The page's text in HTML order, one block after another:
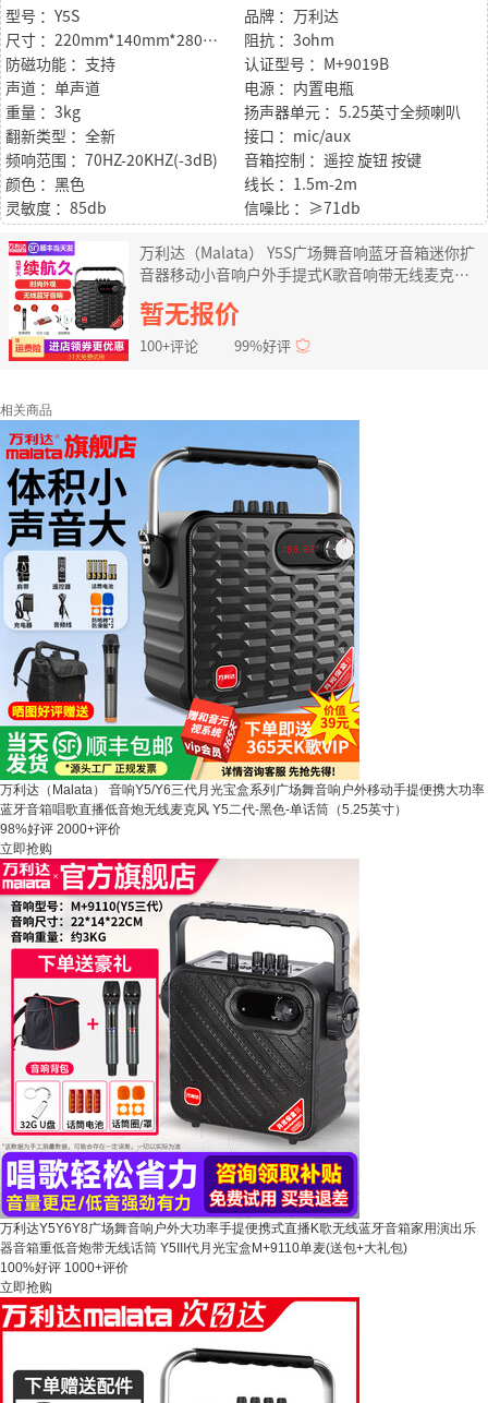
型号 ：Y5S
品牌 ：万利达
尺寸 ：220mm*140mm*280mm
阻抗 ：3ohm
防磁功能 ：支持
认证型号 ：M+9019B
声道 ：单声道
电源 ：内置电瓶
重量 ：3kg
扬声器单元 ：5.25英寸全频喇叭
翻新类型 ：全新
接口 ：mic/aux
频响范围 ：70HZ-20KHZ(-3dB)
音箱控制 ：遥控 旋钮 按键
颜色 ：黑色
线长 ：1.5m-2m
灵敏度 ：85db
信噪比 ：≥71db
万利达（Malata） Y5S广场舞音响蓝牙音箱迷你扩
音器移动小音响户外手提式K歌音响带无线麦克风
5.5英寸黑色Y5S便携式音响（单话筒+背带）
暂无报价
100+评论 99%好评
相关商品
万利达（Malata） 音响Y5/Y6三代月光宝盒系列广场舞音响户外移动手提便携大功率
蓝牙音箱唱歌直播低音炮无线麦克风 Y5二代-黑色-单话筒（5.25英寸）
98%好评 2000+评价
立即抢购
万利达Y5Y6Y8广场舞音响户外大功率手提便携式直播K歌无线蓝牙音箱家用演出乐
器音箱重低音炮带无线话筒 Y5III代月光宝盒M+9110单麦(送包+大礼包)
100%好评 1000+评价
立即抢购